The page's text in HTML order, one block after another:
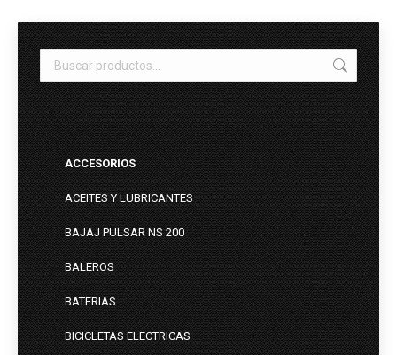
ACCESORIOS
ACEITES Y LUBRICANTES
BAJAJ PULSAR NS 200
BALEROS
BATERIAS
BICICLETAS ELECTRICAS